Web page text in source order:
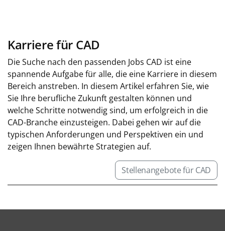
Karriere für CAD
Die Suche nach den passenden Jobs CAD ist eine
spannende Aufgabe für alle, die eine Karriere in diesem
Bereich anstreben. In diesem Artikel erfahren Sie, wie
Sie Ihre berufliche Zukunft gestalten können und
welche Schritte notwendig sind, um erfolgreich in die
CAD-Branche einzusteigen. Dabei gehen wir auf die
typischen Anforderungen und Perspektiven ein und
zeigen Ihnen bewährte Strategien auf.
Stellenangebote für CAD